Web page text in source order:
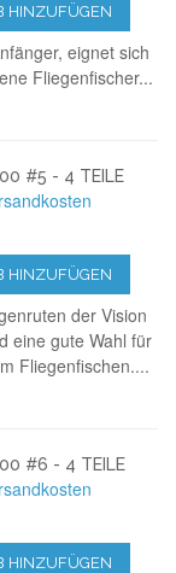
HINZUFÜGEN
eignet sich
Fliegenfischer...
#5 - 4 TEILE
HINZUFÜGEN
der Vision
eine gute Wahl für
Fliegenfischen....
#6 - 4 TEILE
HINZUFÜGEN